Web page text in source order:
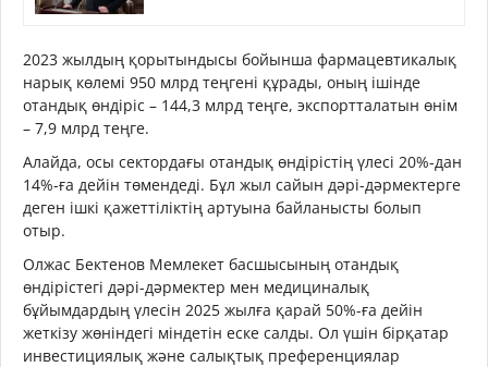
2023 жылдың қорытындысы бойынша фармацевтикалық
нарық көлемі 950 млрд теңгені құрады, оның ішінде
отандық өндіріс – 144,3 млрд теңге, экспортталатын өнім
– 7,9 млрд теңге.
Алайда, осы сектордағы отандық өндірістің үлесі 20%-дан
14%-ға дейін төмендеді. Бұл жыл сайын дәрі-дәрмектерге
деген ішкі қажеттіліктің артуына байланысты болып
отыр.
Олжас Бектенов Мемлекет басшысының отандық
өндірістегі дәрі-дәрмектер мен медициналық
бұйымдардың үлесін 2025 жылға қарай 50%-ға дейін
жеткізу жөніндегі міндетін еске салды. Ол үшін бірқатар
инвестициялық және салықтық преференциялар